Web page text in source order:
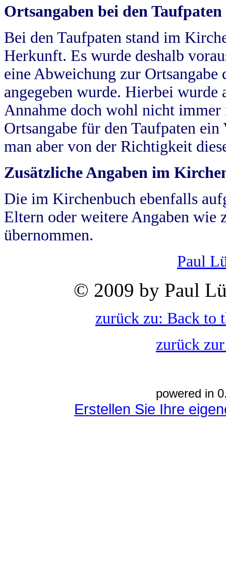
Ortsangaben bei den Taufpaten
Bei den Taufpaten stand im
Herkunft. Es wurde deshalb
eine Abweichung zur
angegeben wurde. Hierbei wurde
Annahme doch wohl nicht
Ortsangabe für den Taufpaten
man aber von der Richtigkeit
Zusätzliche Angaben im
Die im Kirchenbuch ebenfalls
Eltern oder weitere Angaben wie
übernommen.
Paul
© 2009 by Paul
zurück zu: Back to
zurück
powered in
Erstellen Sie Ihre